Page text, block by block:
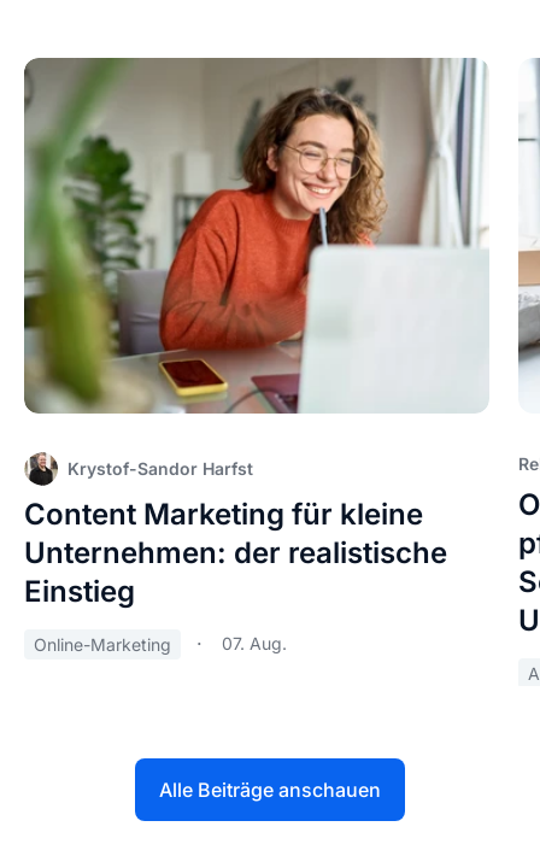
Krystof-Sandor Harfst
Content Marketing für kleine
Unternehmen: der realistische
Einstieg
Online-Marketing 07. Aug.
Alle Beiträge anschauen